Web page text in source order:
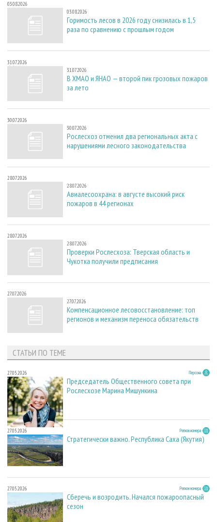
03.08.2026
03.08.2026
Горимость лесов в 2026 году снизилась в 1,5
раза по сравнению с прошлым годом
31.07.2026
31.07.2026
В ХМАО и ЯНАО — второй пик грозовых пожаров
за лето
30.07.2026
30.07.2026
Рослесхоз отменил два региональных акта с
нарушениями лесного законодательства
28.07.2026
28.07.2026
Авиалесоохрана: в августе высокий риск
пожаров в 44 регионах
28.07.2026
28.07.2026
Проверки Рослесхоза: Тверская область и
Чукотка получили предписания
27.07.2026
27.07.2026
Компенсационное лесовосстановление: топ
регионов и механизм переноса обязательств
СТАТЬИ ПО ТЕМЕ
27.05.2026 Персона
Председатель Общественного совета при
Рослесхозе Марина Мишункина
27.05.2026 Регион номера
Стратегически важно. Республика Саха (Якутия)
27.05.2026 Регион номера
Сберечь и возродить. Начался пожароопасный
сезон